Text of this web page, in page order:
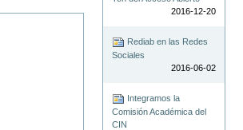
2016-12-20
Rediab en las Redes
Sociales
2016-06-02
Integramos la
Comisión Académica del
CIN